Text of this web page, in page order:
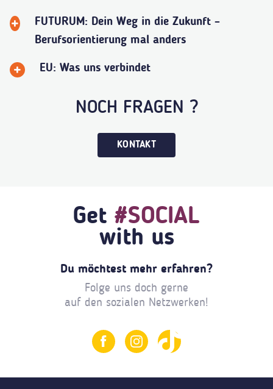
FUTURUM: Dein Weg in die Zukunft –
Berufsorientierung mal anders
EU: Was uns verbindet
NOCH FRAGEN ?
KONTAKT
Get #SOCIAL
with us
Du möchtest mehr erfahren?
Folge uns doch gerne
auf den sozialen Netzwerken!